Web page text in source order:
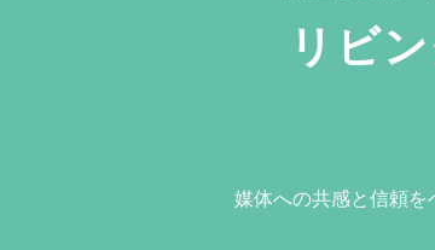
リビ
媒体への共感と信頼